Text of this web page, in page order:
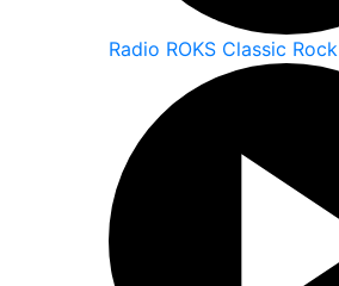
Radio ROKS Classic Rock